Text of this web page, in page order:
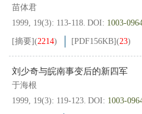
苗体君
1999, 19(3): 113-118. DOI: 1003-
[摘要](2214) [PDF156KB](23)
刘少奇与皖南事变后的新四军
于海根
1999, 19(3): 119-123. DOI: 1003-